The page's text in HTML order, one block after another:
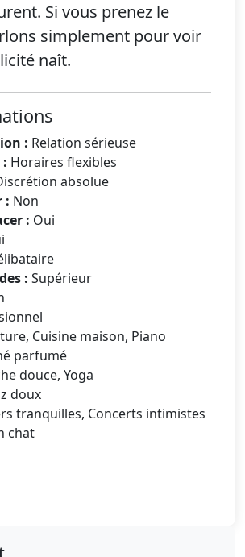
Si vous prenez le
simplement pour voir
naît.
: Relation sérieuse
Horaires flexibles
absolue
: Non
: Oui
: Supérieur
Cuisine maison, Piano
parfumé
douce, Yoga
doux
tranquilles, Concerts intimistes
chat